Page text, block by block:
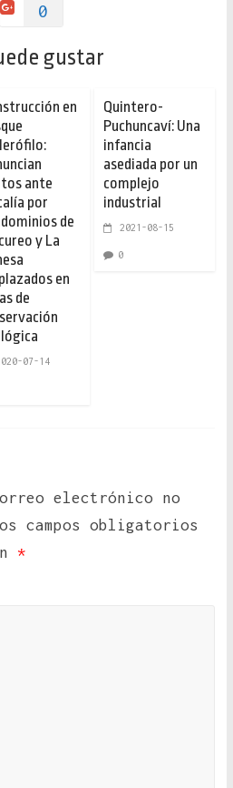
0
gustar
en
ante
por
de
y La
en
de
07-14
Quintero-
Puchuncaví: Una
infancia
asediada por un
complejo
industrial
2021-08-15
0
electrónico no
campos obligatorios
*